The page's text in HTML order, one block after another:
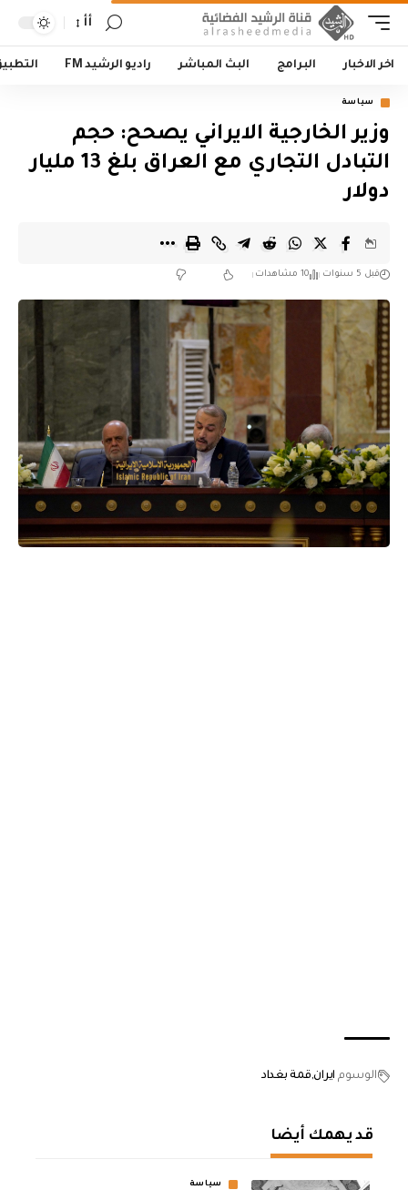
أأ
اخر الاخبار البرامج البث المباشر راديو الرشيد FM
سياسة
وزير الخارجية الايراني يصحح: حجم
التبادل التجاري مع العراق بلغ 13 مليار
دولار
قبل 5 سنوات 10 مشاهدات
الوسوم ايران قمة بغداد
قد يهمك أيضا
سياسة